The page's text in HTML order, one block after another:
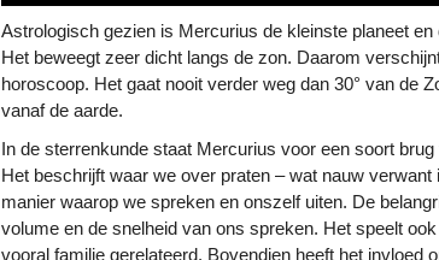
Astrologisch gezien is Mercurius de kleinste planeet
Het beweegt zeer dicht langs de zon. Daarom
horoscoop. Het gaat nooit verder weg dan 30° van de
vanaf de aarde.
In de sterrenkunde staat Mercurius voor een soort
Het beschrijft waar we over praten – wat nauw
manier waarop we spreken en onszelf uiten. De
volume en de snelheid van ons spreken. Het speelt
vooral familie gerelateerd. Bovendien heeft het invloed